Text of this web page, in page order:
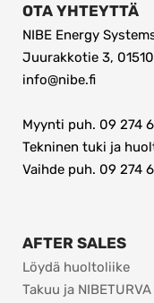
OTA YHTEYTTÄ
NIBE Energy
Juurakkotie 3,
info@nibe.fi
Myynti puh. 09 274
Tekninen tuki ja
Vaihde puh. 09 274
AFTER SALES
Löydä huoltoliike
Takuu ja NIBETURVA